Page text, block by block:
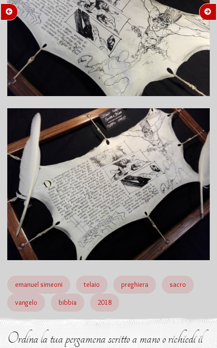
emanuel simeoni telaio preghiera sacro
vangelo bibbia 2018
Ordina la tua pergamena scritto a mano o richiedi il